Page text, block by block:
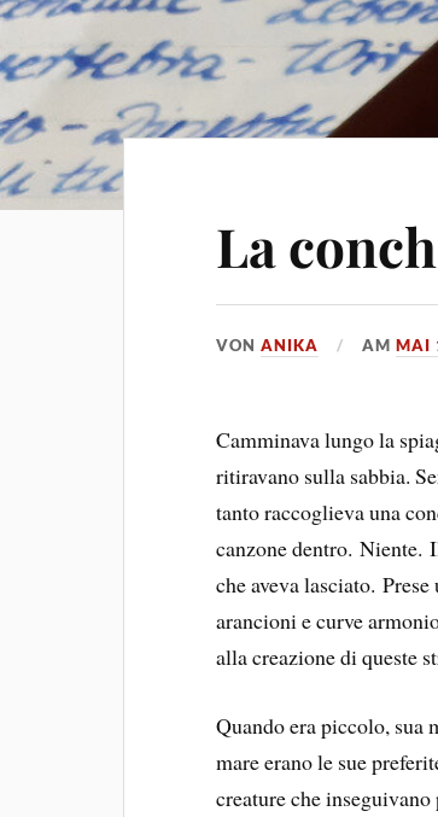
La
VONANIKA AMMAI
Camminava lungo la
ritiravano sulla sabbia.
tanto raccoglieva una
canzone dentro. Niente.
che aveva lasciato.
arancioni e curve
alla creazione di queste
Quando era piccolo, sua
mare erano le sue
creature che